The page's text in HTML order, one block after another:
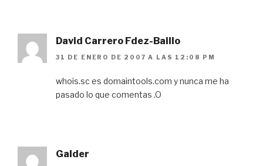
David Carrero Fdez-Baillo
31 DE ENERO DE 2007 A LAS 12:08 PM
whois.sc es domaintools.com y nunca me ha
pasado lo que comentas .O
Galder